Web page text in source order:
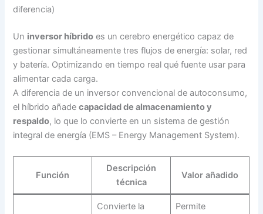
diferencia)
Un inversor híbrido es un cerebro energético capaz de
gestionar simultáneamente tres flujos de energía: solar, red
y batería. Optimizando en tiempo real qué fuente usar para
alimentar cada carga.
A diferencia de un inversor convencional de autoconsumo,
el híbrido añadecapacidad de almacenamiento y
respaldo, lo que lo convierte en un sistema de gestión
integral de energía (EMS – Energy Management System).
Función
Descripción
técnica
Valor añadido
Convierte la
Permite